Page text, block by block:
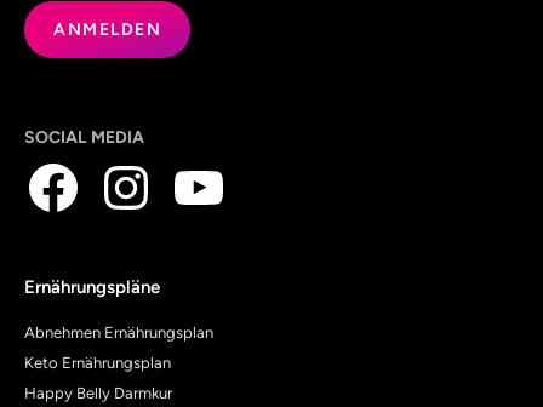
SOCIAL MEDIA
Ernährungspläne
Abnehmen Ernährungsplan
Keto Ernährungsplan
Happy Belly Darmkur